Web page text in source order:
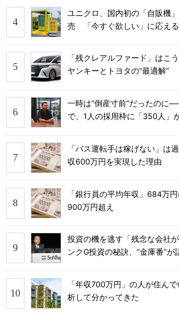
ユニクロ、国内初の「自販機
売 「今すぐ欲しい」に応える
「残クレアルファード」は
ヤンキーとトヨタの“最適解”
一時は“倒産寸前”だったのに
で、1人の採用枠に「350人」
「バス運転手は稼げない」
収600万円を実現した理由
「銀行員の平均年収」684万
900万円超え
投資の機を逃す「残念な会社
ンクG投資の秘訣、“金庫番”が
「年収700万円」の人が住ん
析して分かってきた